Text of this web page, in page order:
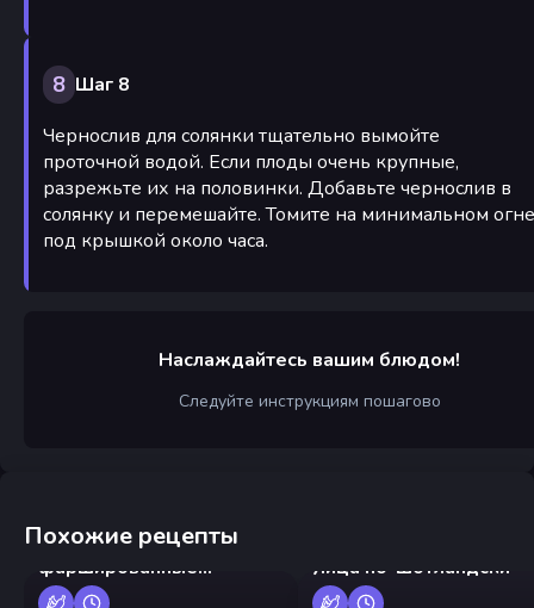
8 Шаг 8
Чернослив для солянки тщательно вымойте
проточной водой. Если плоды очень крупные,
разрежьте их на половинки. Добавьте чернослив в
солянку и перемешайте. Томите на минимальном огне
под крышкой около часа.
Наслаждайтесь вашим блюдом!
Следуйте инструкциям пошагово
Похожие рецепты
Булочки,
фаршированные
грибами, в аэрогриле
Яйца по-шотландски